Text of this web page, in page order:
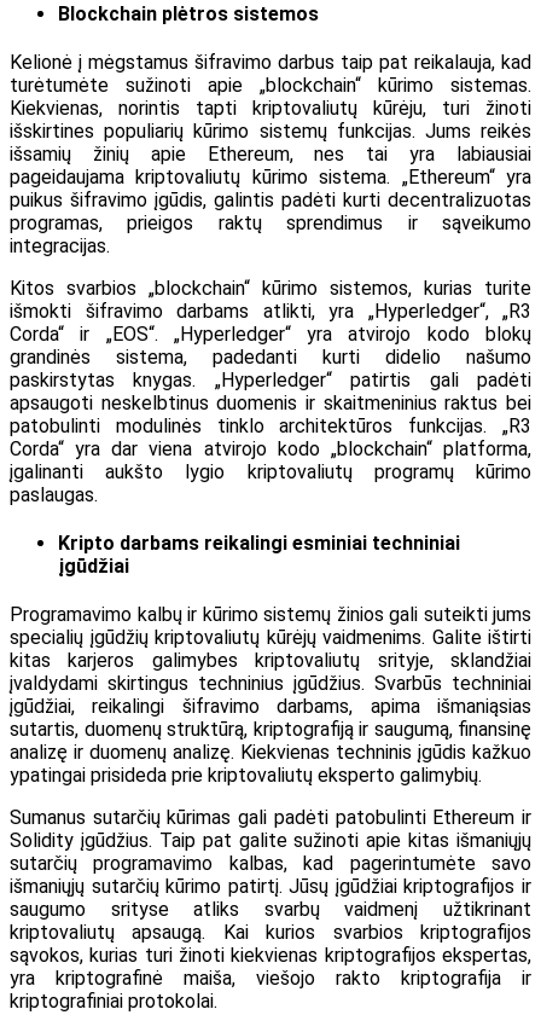
Blockchain plėtros sistemos
Kelionė į mėgstamus šifravimo darbus taip pat reikalauja, kad
turėtumėte sužinoti apie „blockchain“ kūrimo sistemas.
Kiekvienas, norintis tapti kriptovaliutų kūrėju, turi žinoti
išskirtines populiarių kūrimo sistemų funkcijas. Jums reikės
išsamių žinių apie Ethereum, nes tai yra labiausiai
pageidaujama kriptovaliutų kūrimo sistema. „Ethereum“ yra
puikus šifravimo įgūdis, galintis padėti kurti decentralizuotas
programas, prieigos raktų sprendimus ir sąveikumo
integracijas.
Kitos svarbios „blockchain“ kūrimo sistemos, kurias turite
išmokti šifravimo darbams atlikti, yra „Hyperledger“, „R3
Corda“ ir „EOS“. „Hyperledger“ yra atvirojo kodo blokų
grandinės sistema, padedanti kurti didelio našumo
paskirstytas knygas. „Hyperledger“ patirtis gali padėti
apsaugoti neskelbtinus duomenis ir skaitmeninius raktus bei
patobulinti modulinės tinklo architektūros funkcijas. „R3
Corda“ yra dar viena atvirojo kodo „blockchain“ platforma,
įgalinanti aukšto lygio kriptovaliutų programų kūrimo
paslaugas.
Kripto darbams reikalingi esminiai techniniai
įgūdžiai
Programavimo kalbų ir kūrimo sistemų žinios gali suteikti jums
specialių įgūdžių kriptovaliutų kūrėjų vaidmenims. Galite ištirti
kitas karjeros galimybes kriptovaliutų srityje, sklandžiai
įvaldydami skirtingus techninius įgūdžius. Svarbūs techniniai
įgūdžiai, reikalingi šifravimo darbams, apima išmaniąsias
sutartis, duomenų struktūrą, kriptografiją ir saugumą, finansinę
analizę ir duomenų analizę. Kiekvienas techninis įgūdis kažkuo
ypatingai prisideda prie kriptovaliutų eksperto galimybių.
Sumanus sutarčių kūrimas gali padėti patobulinti Ethereum ir
Solidity įgūdžius. Taip pat galite sužinoti apie kitas išmaniųjų
sutarčių programavimo kalbas, kad pagerintumėte savo
išmaniųjų sutarčių kūrimo patirtį. Jūsų įgūdžiai kriptografijos ir
saugumo srityse atliks svarbų vaidmenį užtikrinant
kriptovaliutų apsaugą. Kai kurios svarbios kriptografijos
sąvokos, kurias turi žinoti kiekvienas kriptografijos ekspertas,
yra kriptografinė maiša, viešojo rakto kriptografija ir
kriptografiniai protokolai.